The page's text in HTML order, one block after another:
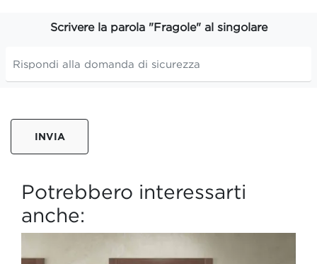
Scrivere la parola "Fragole" al singolare
INVIA
Potrebbero interessarti
anche: